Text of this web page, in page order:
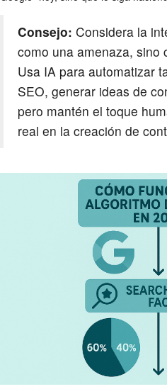
Consejo: Considera la
como una amenaza, sino
Usa IA para automatizar
SEO, generar ideas de
pero mantén el toque
real en la creación de